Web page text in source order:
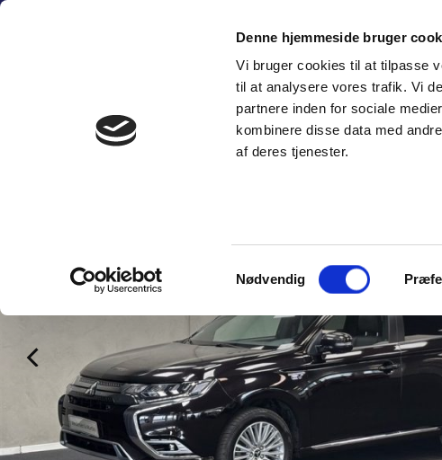
Denne hjemmeside bruger
Vi bruger cookies til at tilpasse
til at analysere vores trafik. Vi
partnere inden for sociale
kombinere disse data med
af deres tjenester.
Samtykkevalg
Nødvendig
Fortsæt
SÆLG PERSONBIL